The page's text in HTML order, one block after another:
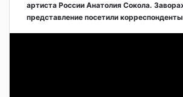
артиста России Анатолия Сокола.
представление посетили